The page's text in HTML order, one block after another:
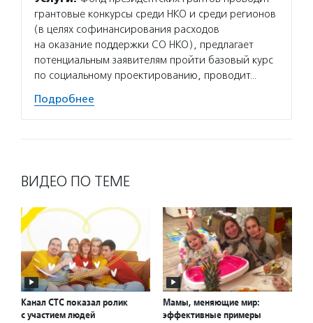
грантовые конкурсы среди НКО и среди регионов
(в целях софинансирования расходов
на оказание поддержки СО НКО), предлагает
потенциальным заявителям пройти базовый курс
по социальному проектированию, проводит…
Подробнее
ВИДЕО ПО ТЕМЕ
Канал СТС показал ролик
с участием людей
Мамы, меняющие мир:
эффективные примеры